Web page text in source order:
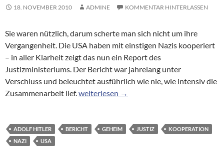
18. NOVEMBER 2010 ADMINE KOMMENTAR HINTERLASSEN
Sie waren nützlich, darum scherte man sich nicht um ihre
Vergangenheit. Die USA haben mit einstigen Nazis kooperiert
– in aller Klarheit zeigt das nun ein Report des
Justizministeriums. Der Bericht war jahrelang unter
Verschluss und beleuchtet ausführlich wie nie, wie intensiv die
Zusammenarbeit lief.Nazis in den USA: Teufelspakt mit Hitlers
weiterlesen →
ADOLF HITLER BERICHT GEHEIM JUSTIZ
KOOPERATION
NAZI
USA